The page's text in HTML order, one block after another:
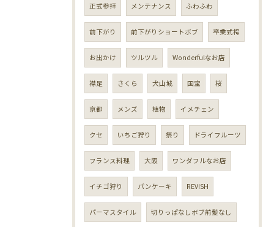
正式参拝 メンテナンス ふわふわ
前下がり 前下がりショートボブ 卒業式袴
お出かけ ツルツル Wonderfulなお店
襟足 さくら 犬山城 国宝 桜
京都 メンズ 植物 イメチェン
クセ いちご狩り 祭り ドライフルーツ
フランス料理 大阪 ワンダフルなお店
イチゴ狩り パンケーキ REVISH
パーマスタイル 切りっぱなしボブ前髪なし